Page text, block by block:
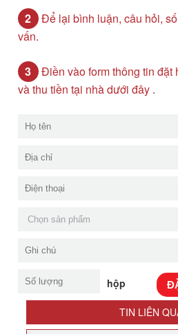
2 Để lại bình luận, câu hỏi,
vấn.
3 Điền vào form thông tin đặt
và thu tiền tại nhà dưới đây .
hộp
TIN LIÊN